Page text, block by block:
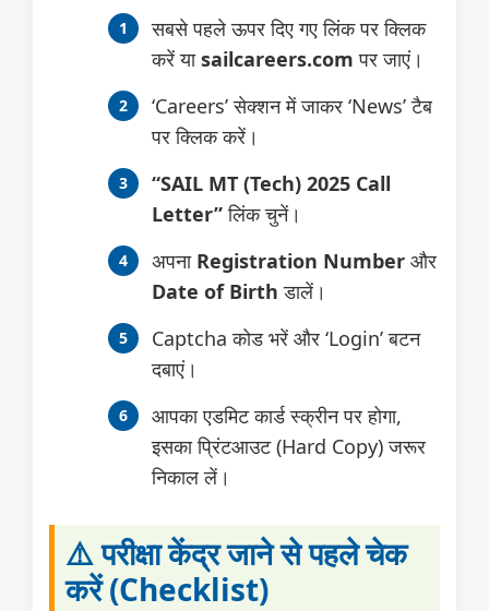
सबसे पहले ऊपर दिए गए लिंक पर क्लिक
करें याsailcareers.com पर जाएं।
‘Careers’ सेक्शन में जाकर ‘News’ टैब
पर क्लिक करें।
“SAIL MT (Tech) 2025 Call
Letter”लिंक चुनें।
अपना Registration Number और
Date of Birth डालें।
Captcha कोड भरें और ‘Login’ बटन
दबाएं।
आपका एडमिट कार्ड स्क्रीन पर होगा,
इसका प्रिंटआउट (Hard Copy) जरूर
निकाल लें।
⚠️ परीक्षा केंद्र जाने से पहले चेक
करें (Checklist)